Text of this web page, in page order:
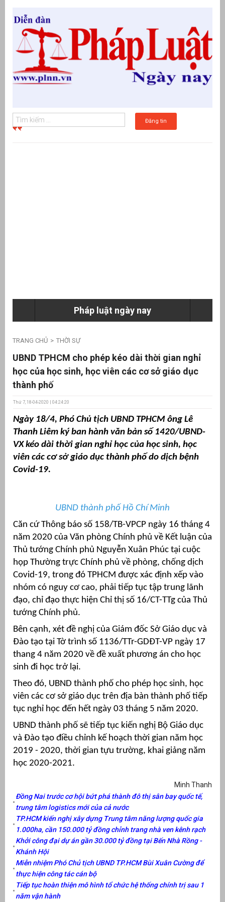
Đăng tin
Pháp luật ngày nay
TRANG CHỦ THỜI SỰ
UBND TPHCM cho phép kéo dài thời gian nghỉ
học của học sinh, học viên các cơ sở giáo dục
thành phố
Thứ 7, 18-04-2020 | 04:24:20
Ngày 18/4, Phó Chủ tịch UBND TPHCM ông Lê
Thanh Liêm ký ban hành văn bản số 1420/UBND-
VX kéo dài thời gian nghỉ học của học sinh, học
viên các cơ sở giáo dục thành phố do dịch bệnh
Covid-19.
UBND thành phố Hồ Chí Minh
Căn cứ Thông báo số 158/TB-VPCP ngày 16 tháng 4
năm 2020 của Văn phòng Chính phủ về Kết luận của
Thủ tướng Chính phủ Nguyễn Xuân Phúc tại cuộc
họp Thường trực Chính phủ về phòng, chống dịch
Covid-19, trong đó TPHCM được xác định xếp vào
nhóm có nguy cơ cao, phải tiếp tục tập trung lãnh
đạo, chỉ đạo thực hiện Chỉ thị số 16/CT-TTg của Thủ
tướng Chính phủ.
Bên cạnh, xét đề nghị của Giám đốc Sở Giáo dục và
Đào tạo tại Tờ trình số 1136/TTr-GDĐT-VP ngày 17
thang 4 năm 2020 về đề xuất phương án cho học
sinh đi học trở lại.
Theo đó, UBND thành phố cho phép học sinh, học
viên các cơ sở giáo dục trên địa bàn thành phố tiếp
tục nghỉ học đến hết ngày 03 tháng 5 năm 2020.
UBND thành phố sẽ tiếp tục kiến nghị Bộ Giáo dục
và Đào tạo điều chỉnh kế hoạch thời gian năm học
2019 - 2020, thời gian tựu trường, khai giảng năm
học 2020-2021.
Minh Thanh
Đồng Nai trước cơ hội bứt phá thành đô thị sân bay quốc tế,
trung tâm logistics mới của cả nước
TP.HCM kiến nghị xây dựng Trung tâm năng lượng quốc gia
1.000ha, cần 150.000 tỷ đồng chỉnh trang nhà ven kênh rạch
Khởi công đại dự án gần 30.000 tỷ đồng tại Bến Nhà Rồng -
Khánh Hội
Miễn nhiệm Phó Chủ tịch UBND TP.HCM Bùi Xuân Cường để
thực hiện công tác cán bộ
Tiếp tục hoàn thiện mô hình tổ chức hệ thống chính trị sau 1
năm vận hành